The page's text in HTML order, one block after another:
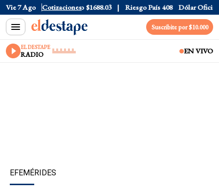
Vie 7 Ago Cotizaciones
CCL $1577.3 Euro $1688.03 Riesgo País 408 Dólar Oficial
Suscribite por $10.000
EL DESTAPE
RADIO EN VIVO
EFEMÉRIDES